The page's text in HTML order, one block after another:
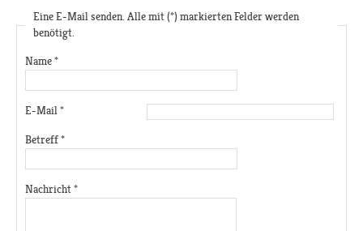
Eine E-Mail senden. Alle mit (*) markierten Felder werden
benötigt.
Name*
E-Mail*
Betreff*
Nachricht*